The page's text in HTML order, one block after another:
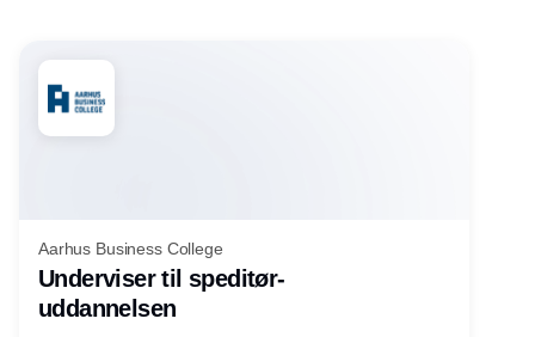
Aarhus Business College
Underviser til speditør-
uddannelsen